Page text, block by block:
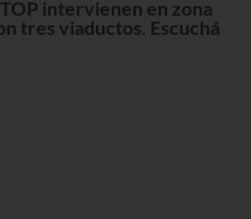
intervienen en zona
tres viaductos. Escuchá